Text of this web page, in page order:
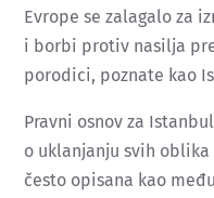
Evrope se zalagalo za
i borbi protiv nasilja
porodici, poznate kao
Pravni osnov za
o uklanjanju svih oblika
često opisana kao